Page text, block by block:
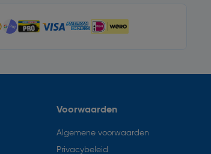
Voorwaarden
Algemene voorwaarden
Privacybeleid